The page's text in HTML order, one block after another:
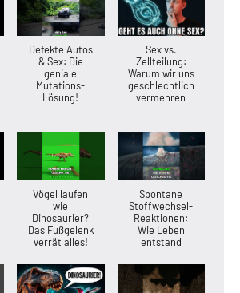
Defekte Autos
& Sex: Die
geniale
Mutations-
Lösung!
Sex vs.
Zellteilung:
Warum wir uns
geschlechtlich
vermehren
Vögel laufen
wie
Dinosaurier?
Das Fußgelenk
verrät alles!
Spontane
Stoffwechsel-
Reaktionen:
Wie Leben
entstand